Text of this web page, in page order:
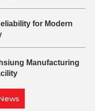
for Modern
Manufacturing